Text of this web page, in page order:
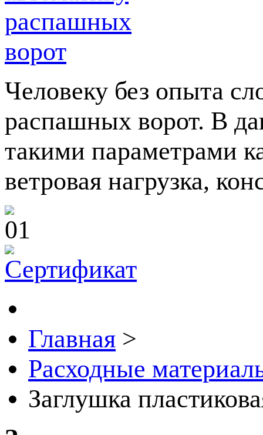
Человеку без опыта
распашных ворот. В
такими параметрами
ветровая нагрузка,
Главная >
Расходные
Заглушка